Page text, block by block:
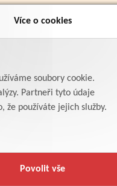
Více o cookies
soubory cookie.
Partneři tyto údaje
že používáte jejich služby.
Povolit vše